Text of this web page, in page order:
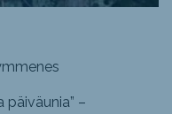
päiväunia” –